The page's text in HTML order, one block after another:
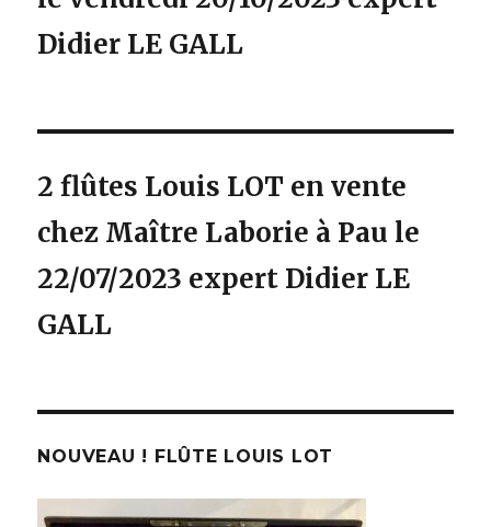
Didier LE GALL
2 flûtes Louis LOT en vente
chez Maître Laborie à Pau le
22/07/2023 expert Didier LE
GALL
NOUVEAU ! FLÛTE LOUIS LOT